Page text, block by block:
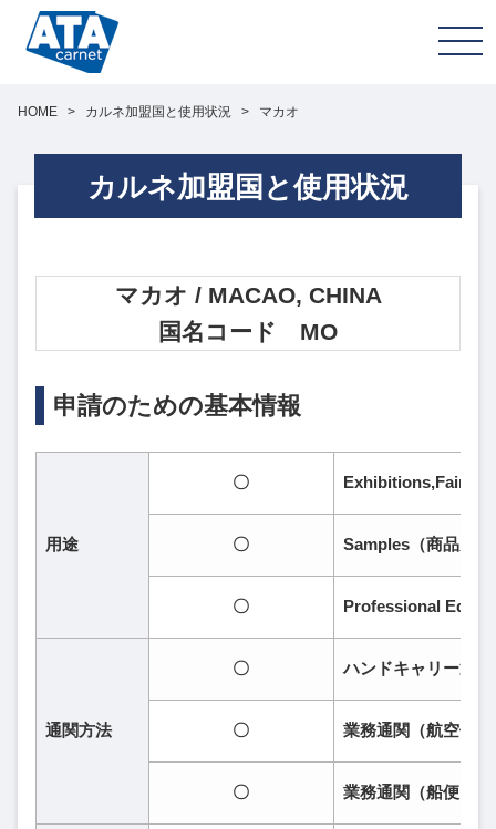
HOME > カルネ加盟国と使用状況 > マカオ
カルネ加盟国と使用状況
マカオ / MACAO, CHINA
国名コード MO
申請のための基本情報
用途
〇
〇 Samples（商品見本
〇 Professional
通関方法
〇 ハンドキャリー通関
〇 業務通関（航空便）
〇 業務通関（船便）